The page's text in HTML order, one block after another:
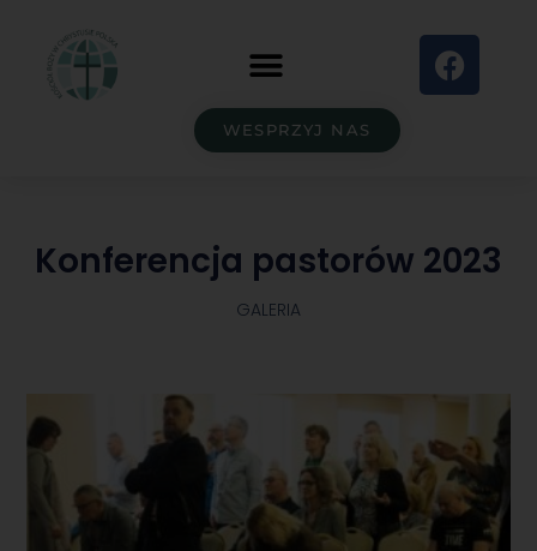
WESPRZYJ NAS
Konferencja pastorów 2023
GALERIA